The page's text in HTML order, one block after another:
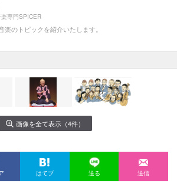
専門SPICER
楽のトピックを紹介いたします。
画像を全て表示（4件）
はてブ 送る 送信